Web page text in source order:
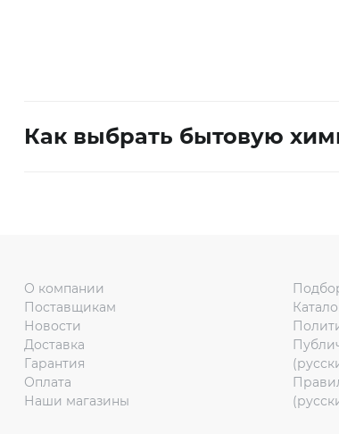
химия
Экибастуз
Экибастуз
Как выбрать бытовую
О компании
Поставщикам
Новости
Доставка
Гарантия
Оплата
Наши магазины